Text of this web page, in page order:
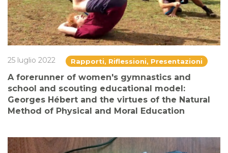
25 luglio 2022 Rapporti, Riflessioni, Presentazioni
A forerunner of women's gymnastics and
school and scouting educational model:
Georges Hébert and the virtues of the Natural
Method of Physical and Moral Education